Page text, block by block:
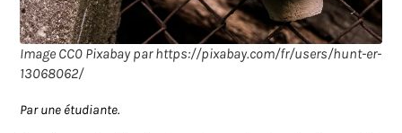
Image CC0 Pixabay par https://pixabay.com/fr/users/hunt-er-
13068062/
Par une étudiante.